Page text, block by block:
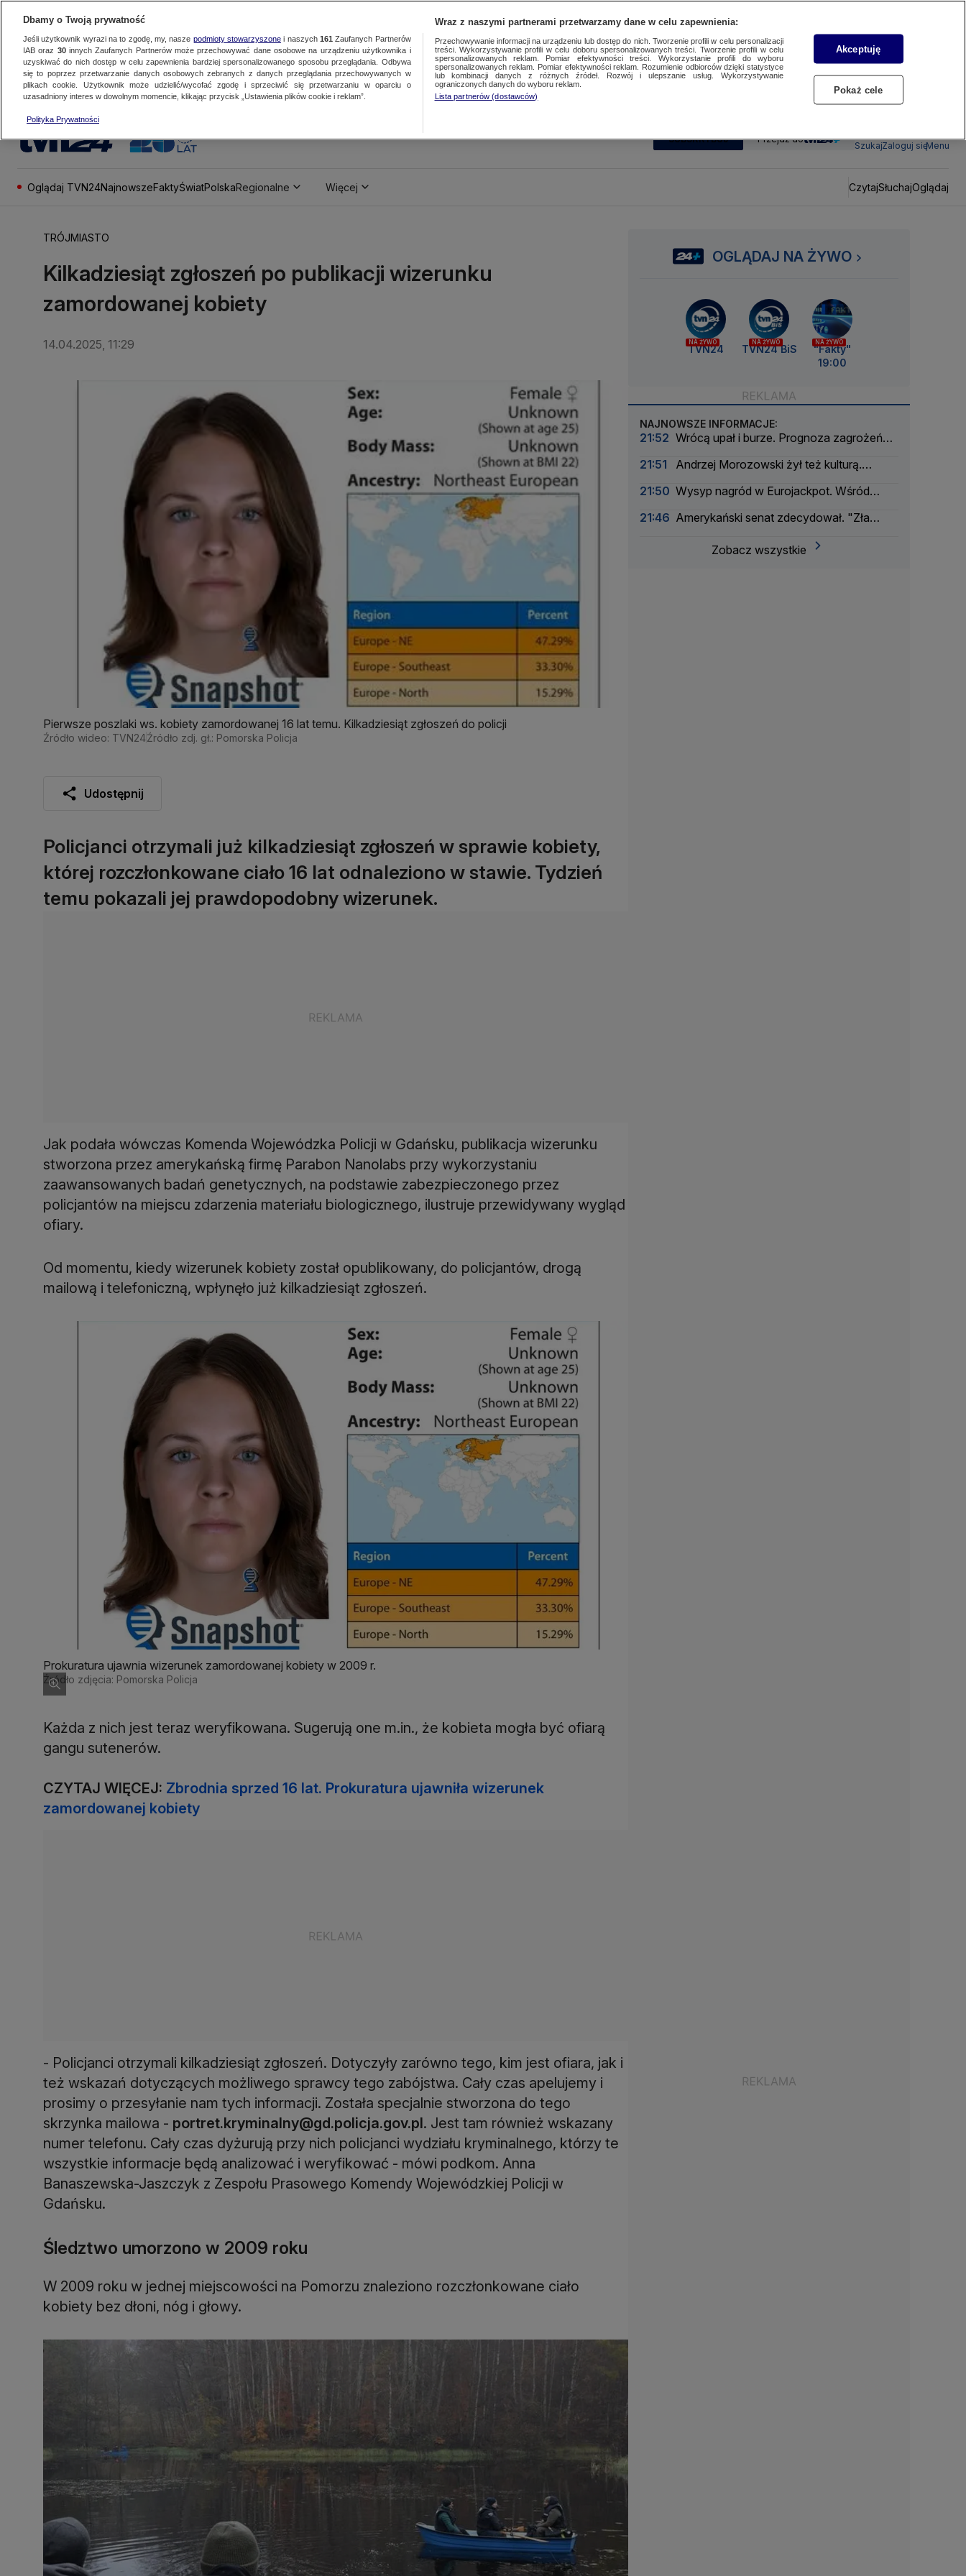
SUBSKRYBUJ Przejdź do
SzukajZaloguj sięMenu
Oglądaj TVN24NajnowszeFaktyŚwiatPolskaRegionalne Więcej CzytajSłuchajOglądaj
TRÓJMIASTO
Kilkadziesiąt zgłoszeń po publikacji wizerunku
zamordowanej kobiety
14.04.2025, 11:29
Pierwsze poszlaki ws. kobiety zamordowanej 16 lat temu. Kilkadziesiąt zgłoszeń do policji
Źródło wideo: TVN24Źródło zdj. gł.: Pomorska Policja
Udostępnij
Policjanci otrzymali już kilkadziesiąt zgłoszeń w sprawie kobiety,
której rozczłonkowane ciało 16 lat odnaleziono w stawie. Tydzień
temu pokazali jej prawdopodobny wizerunek.
Jak podała wówczas Komenda Wojewódzka Policji w Gdańsku, publikacja wizerunku
stworzona przez amerykańską firmę Parabon Nanolabs przy wykorzystaniu
zaawansowanych badań genetycznych, na podstawie zabezpieczonego przez
policjantów na miejscu zdarzenia materiału biologicznego, ilustruje przewidywany wygląd
ofiary.
Od momentu, kiedy wizerunek kobiety został opublikowany, do policjantów, drogą
mailową i telefoniczną, wpłynęło już kilkadziesiąt zgłoszeń.
Prokuratura ujawnia wizerunek zamordowanej kobiety w 2009 r.
Źródło zdjęcia: Pomorska Policja
Każda z nich jest teraz weryfikowana. Sugerują one m.in., że kobieta mogła być ofiarą
gangu sutenerów.
CZYTAJ WIĘCEJ: Zbrodnia sprzed 16 lat. Prokuratura ujawniła wizerunek
zamordowanej kobiety
- Policjanci otrzymali kilkadziesiąt zgłoszeń. Dotyczyły zarówno tego, kim jest ofiara, jak i
też wskazań dotyczących możliwego sprawcy tego zabójstwa. Cały czas apelujemy i
prosimy o przesyłanie nam tych informacji. Została specjalnie stworzona do tego
skrzynka mailowa - portret.kryminalny@gd.policja.gov.pl. Jest tam również wskazany
numer telefonu. Cały czas dyżurują przy nich policjanci wydziału kryminalnego, którzy te
wszystkie informacje będą analizować i weryfikować - mówi podkom. Anna
Banaszewska-Jaszczyk z Zespołu Prasowego Komendy Wojewódzkiej Policji w
Gdańsku.
Śledztwo umorzono w 2009 roku
W 2009 roku w jednej miejscowości na Pomorzu znaleziono rozczłonkowane ciało
kobiety bez dłoni, nóg i głowy.
OGLĄDAJ NA ŻYWO
NA ŻYWO
TVN24
NA ŻYWO
TVN24 BiS
NA ŻYWO
"Fakty"
19:00
NAJNOWSZE INFORMACJE:
21:52 Wrócą upał i burze. Prognoza zagrożeń
21:51
Andrzej Morozowski żył też kulturą.
21:50 Wysyp nagród w Eurojackpot. Wśród
21:46 Amerykański senat zdecydował. "Zła
Zobacz wszystkie
Dbamy o Twoją prywatność
Jeśli użytkownik wyrazi na to zgodę, my, nasze podmioty stowarzyszonei naszych 161 Zaufanych Partnerów
IAB oraz 30innych Zaufanych Partnerów może przechowywać dane osobowe na urządzeniu użytkownika i
uzyskiwać do nich dostęp w celu zapewnienia bardziej spersonalizowanego sposobu przeglądania. Odbywa
się to poprzez przetwarzanie danych osobowych zebranych z danych przeglądania przechowywanych w
plikach cookie. Użytkownik może udzielić/wycofać zgodę i sprzeciwić się przetwarzaniu w oparciu o
uzasadniony interes w dowolnym momencie, klikając przycisk „Ustawienia plików cookie i reklam”.
Polityka Prywatności
Wraz z naszymi partnerami przetwarzamy dane w celu zapewnienia:
Przechowywanie informacji na urządzeniu lub dostęp do nich. Tworzenie profili w celu personalizacji
treści. Wykorzystywanie profili w celu doboru spersonalizowanych treści. Tworzenie profili w celu
spersonalizowanych reklam. Pomiar efektywności treści. Wykorzystanie profili do wyboru
spersonalizowanych reklam. Pomiar efektywności reklam. Rozumienie odbiorców dzięki statystyce
lub kombinacji danych z różnych źródeł. Rozwój i ulepszanie usług. Wykorzystywanie
ograniczonych danych do wyboru reklam.
Lista partnerów (dostawców)
Akceptuję
Pokaż cele